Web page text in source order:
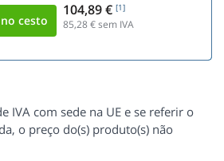
104,89 € [1]
85,28€ sem IVA
IVA com sede na UE e se referir o
o preço do(s) produto(s) não